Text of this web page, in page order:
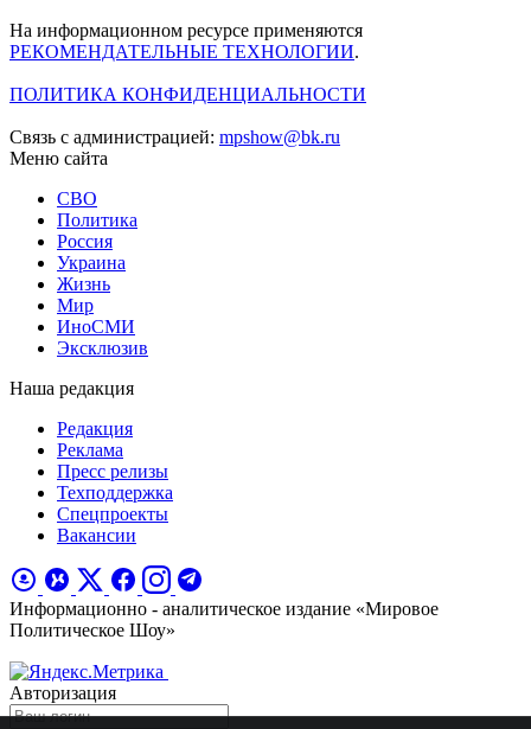
На информационном ресурсе применяются
РЕКОМЕНДАТЕЛЬНЫЕ ТЕХНОЛОГИИ.
ПОЛИТИКА КОНФИДЕНЦИАЛЬНОСТИ
Связь с администрацией: mpshow@bk.ru
Меню сайта
СВО
Политика
Россия
Украина
Жизнь
Мир
ИноСМИ
Эксклюзив
Наша редакция
Редакция
Реклама
Пресс релизы
Техподдержка
Спецпроекты
Вакансии
Информационно - аналитическое издание «Мировое
Политическое Шоу»
Авторизация